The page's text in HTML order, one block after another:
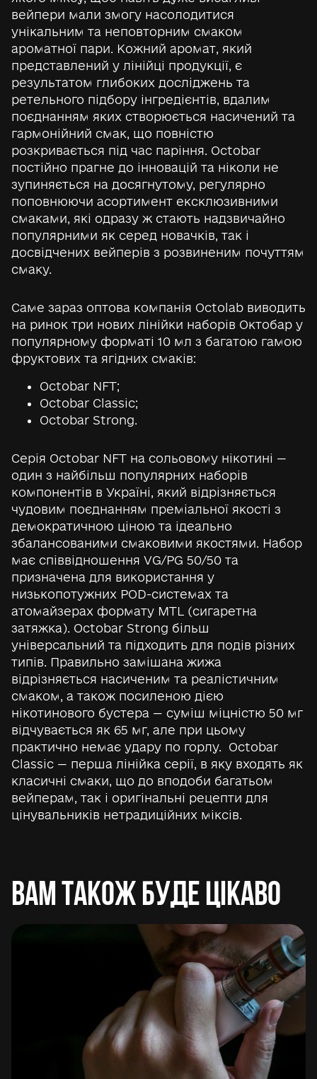
вейпери мали змогу насолодитися
унікальним та неповторним смаком
ароматної пари. Кожний аромат, який
представлений у лінійці продукції, є
результатом глибоких досліджень та
ретельного підбору інгредієнтів, вдалим
поєднанням яких створюється насичений та
гармонійний смак, що повністю
розкривається під час паріння. Octobar
постійно прагне до інновацій та ніколи не
зупиняється на досягнутому, регулярно
поповнюючи асортимент ексклюзивними
смаками, які одразу ж стають надзвичайно
популярними як серед новачків, так і
досвідчених вейперів з розвиненим почуттям
смаку.
Саме зараз оптова компанія Octolab виводить
на ринок три нових лінійки наборів Октобар у
популярному форматі 10 мл з багатою гамою
фруктових та ягідних смаків:
Octobar NFT;
Octobar Classic;
Octobar Strong.
Серія Octobar NFT на сольовому нікотині —
один з найбільш популярних наборів
компонентів в Україні, який відрізняється
чудовим поєднанням преміальної якості з
демократичною ціною та ідеально
збалансованими смаковими якостями. Набор
має співвідношення VG/PG 50/50 та
призначена для використання у
низькопотужних POD-системах та
атомайзерах формату MTL (сигаретна
затяжка). Octobar Strong більш
універсальний та підходить для подів різних
типів. Правильно замішана жижа
відрізняється насиченим та реалістичним
смаком, а також посиленою дією
нікотинового бустера — суміш міцністю 50 мг
відчувається як 65 мг, але при цьому
практично немає удару по горлу. Octobar
Classic — перша лінійка серії, в яку входять як
класичні смаки, що до вподоби багатьом
вейперам, так і оригінальні рецепти для
цінувальників нетрадиційних міксів.
Вам також буде цікаво